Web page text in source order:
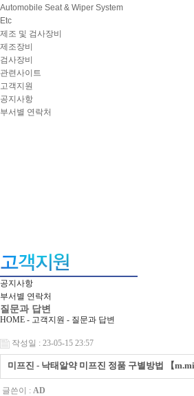
Automobile Seat & Wiper System
Etc
제조 및 검사장비
제조장비
검사장비
관련사이트
고객지원
공지사항
부서별 연락처
공지사항
부서별 연락처
질문과 답변
HOME - 고객지원 - 질문과 답변
작성일 : 23-05-15 23:57
미프진 - 낙태알약 미프진 정품 구별방법 【
글쓴이 : AD